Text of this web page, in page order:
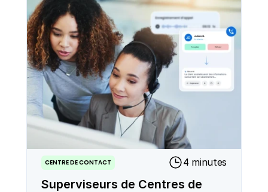
Superviseurs de Centres de
CENTRE DE CONTACT 4 minutes